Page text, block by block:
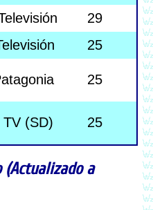
29
25
25
(SD) 25
a